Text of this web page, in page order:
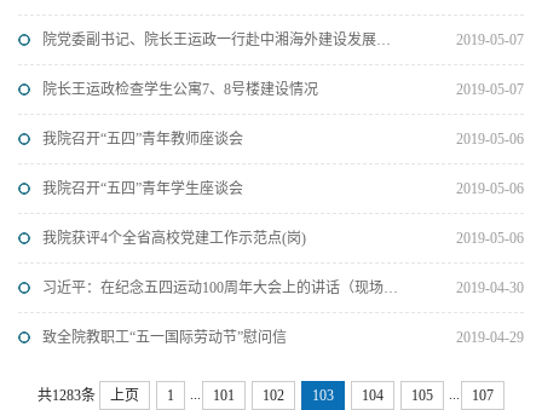
院党委副书记、院长王运政一行赴中湘海外建设发展有限公司洽谈校企合作相关事宜 2019-05-07
院长王运政检查学生公寓7、8号楼建设情况 2019-05-07
我院召开“五四”青年教师座谈会 2019-05-06
我院召开“五四”青年学生座谈会 2019-05-06
我院获评4个全省高校党建工作示范点(岗) 2019-05-06
习近平：在纪念五四运动100周年大会上的讲话（现场实录） 2019-04-30
致全院教职工“五一国际劳动节”慰问信 2019-04-29
共1283条 上页 1 ... 101 102 103 104 105 ... 107